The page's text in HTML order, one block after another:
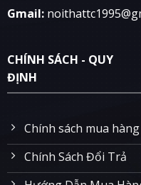
Gmail:
CHÍNH SÁCH - QUY
ĐỊNH
Chính sách mua hàng
Chính Sách Đổi Trả